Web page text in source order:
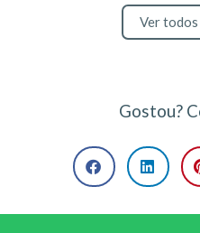
Ver todos
Gostou?